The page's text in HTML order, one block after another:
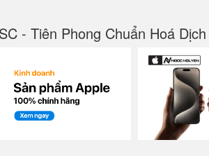
- Tiên Phong Chuẩn Hoá